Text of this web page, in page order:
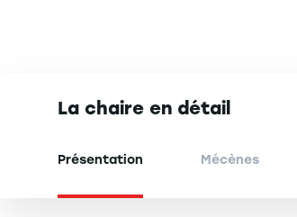
La chaire en détail
Présentation Mécènes